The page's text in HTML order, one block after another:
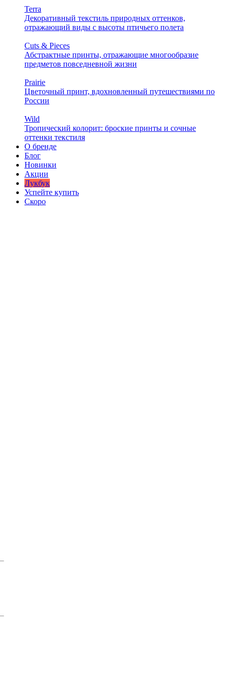
Terra
Декоративный текстиль природных оттенков,
отражающий виды с высоты птичьего полета
Cuts & Pieces
Абстрактные принты, отражающие многообразие
предметов повседневной жизни
Prairie
Цветочный принт, вдохновленный путешествиями по
России
Wild
Тропический колорит: броские принты и сочные
оттенки текстиля
О бренде
Блог
Новинки
Акции
Лукбук
Успейте купить
Скоро